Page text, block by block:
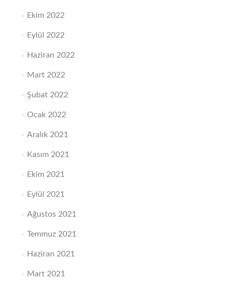
Ekim 2022
Eylül 2022
Haziran 2022
Mart 2022
Şubat 2022
Ocak 2022
Aralık 2021
Kasım 2021
Ekim 2021
Eylül 2021
Ağustos 2021
Temmuz 2021
Haziran 2021
Mart 2021